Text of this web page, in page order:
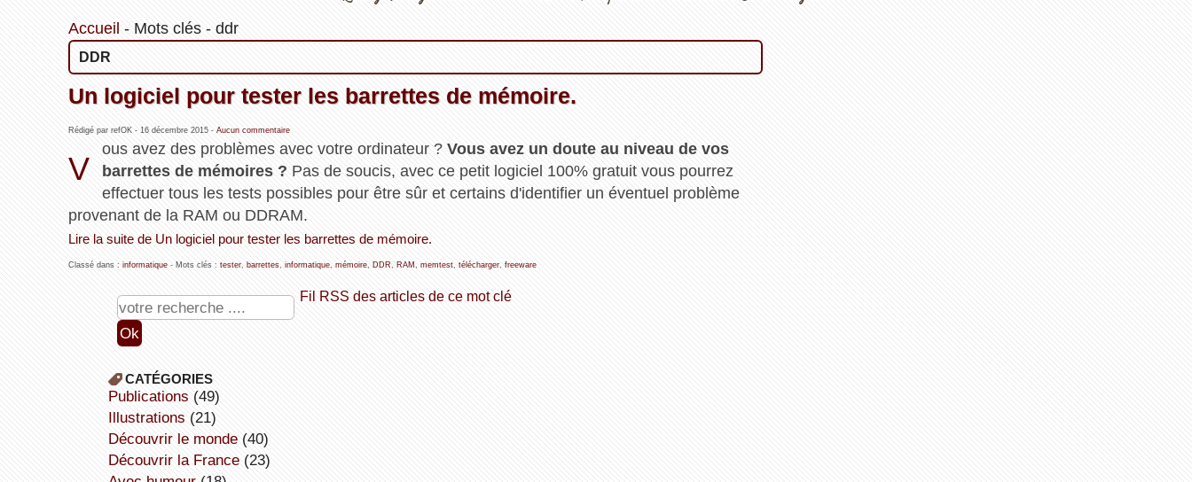
Accueil - Mots clés- ddr
DDR
Un logiciel pour tester les barrettes de mémoire.
Rédigé par refOK - 16 décembre 2015- Aucun commentaire
V
ous avez des problèmes avec votre ordinateur ? Vous avez un doute au niveau de vos
barrettes de mémoires ? Pas de soucis, avec ce petit logiciel 100% gratuit vous pourrez
effectuer tous les tests possibles pour être sûr et certains d'identifier un éventuel problème
provenant de la RAM ou DDRAM.
Lire la suite de Un logiciel pour tester les barrettes de mémoire.
Classé dans : informatique- Mots clés : tester, barrettes, informatique, mémoire, DDR, RAM , memtest, télécharger, freeware
Fil RSS des articles de ce mot clé
CATÉGORIES
publications (49)
illustrations (21)
découvrir le monde(40)
découvrir la France(23)